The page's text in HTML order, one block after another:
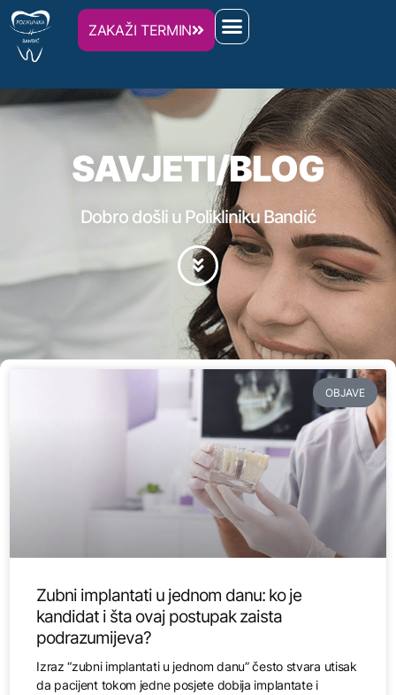
ZAKAŽI TERMIN
SAVJETI/BLOG
Dobro došli u Polikliniku Bandić
OBJAVE
Zubni implantati u jednom danu: ko je
kandidat i šta ovaj postupak zaista
podrazumijeva?
Izraz “zubni implantati u jednom danu” često stvara utisak
da pacijent tokom jedne posjete dobija implantate i